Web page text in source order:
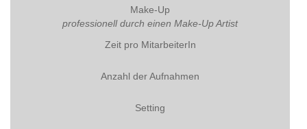
Make-Up
professionell durch einen Make-Up Artist
Zeit pro MitarbeiterIn
Anzahl der Aufnahmen
Setting